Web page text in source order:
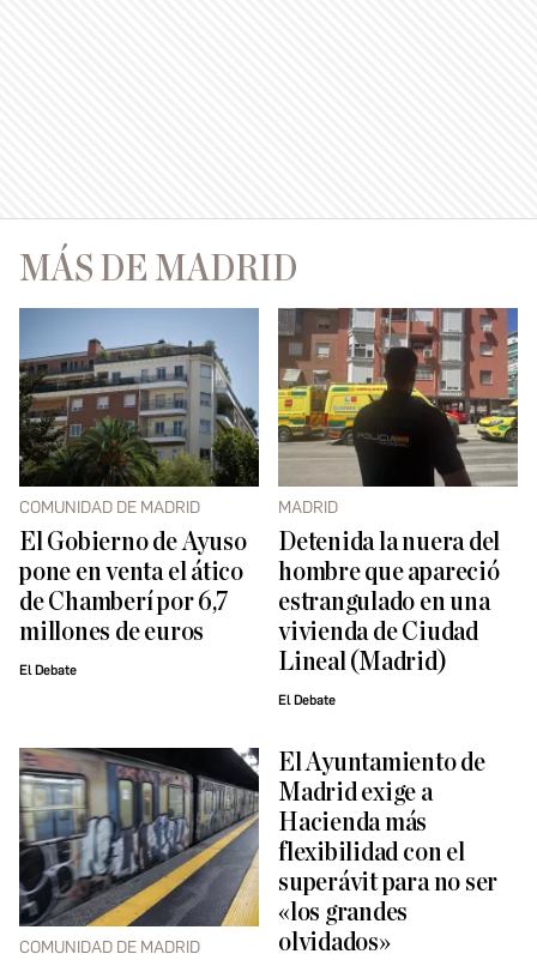
MÁS DE MADRID
COMUNIDAD DE MADRID
El Gobierno de Ayuso
pone en venta el ático
de Chamberí por 6,7
millones de euros
El Debate
MADRID
Detenida la nuera del
hombre que apareció
estrangulado en una
vivienda de Ciudad
Lineal (Madrid)
El Debate
COMUNIDAD DE MADRID
El Ayuntamiento de
Madrid exige a
Hacienda más
flexibilidad con el
superávit para no ser
«los grandes
olvidados»